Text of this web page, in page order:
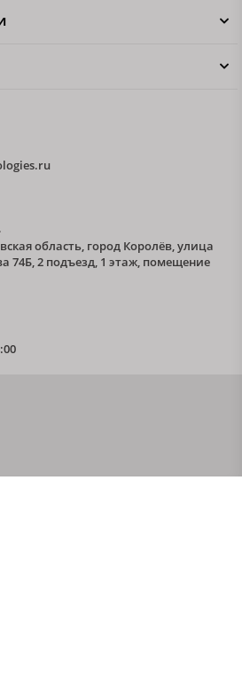
область, город Королёв, улица
74Б, 2 подъезд, 1 этаж, помещение